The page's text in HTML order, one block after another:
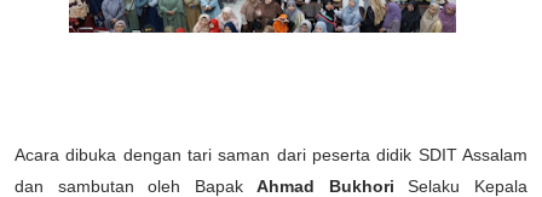
Acara dibuka dengan tari saman dari peserta didik SDIT Assalam
dan sambutan oleh BapakAhmad BukhoriSelaku Kepala